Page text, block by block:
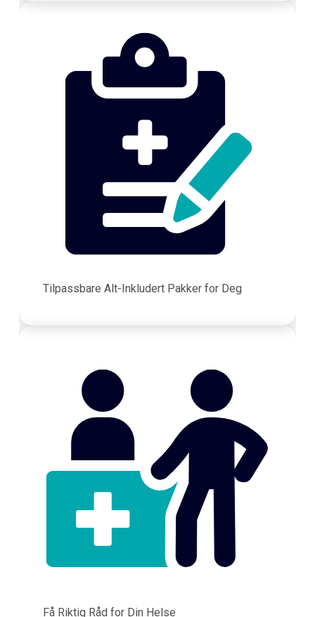
Tilpassbare Alt-Inkludert Pakker for Deg
Få Riktig Råd for Din Helse